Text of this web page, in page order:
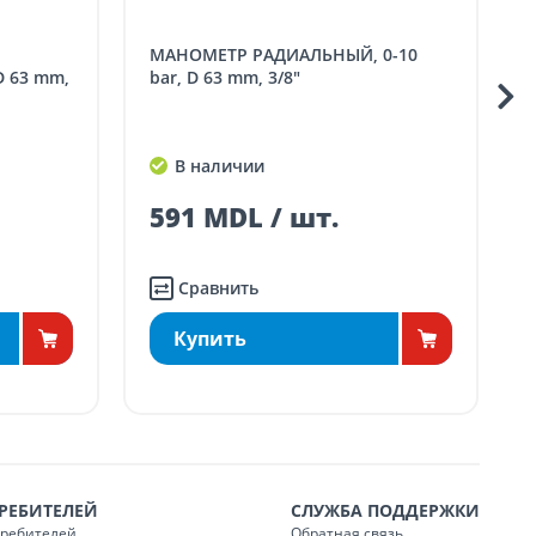
mm,
МАНОМЕТР РАДИАЛЬНЫЙ, 0-10
bar, D 63 mm, 3/8"
В наличии
591 MDL / шт.
Сравнить
Купить
СЛУЖБА ПОДДЕРЖКИ